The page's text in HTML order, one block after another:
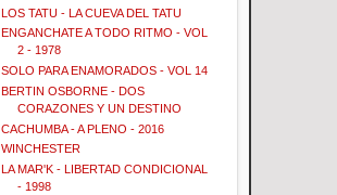
LOS TATU - LA CUEVA DEL TATU
ENGANCHATE A TODO RITMO - VOL
2 - 1978
SOLO PARA ENAMORADOS - VOL 14
BERTIN OSBORNE - DOS
CORAZONES Y UN DESTINO
CACHUMBA - A PLENO - 2016
WINCHESTER
LA MAR'K - LIBERTAD CONDICIONAL
- 1998